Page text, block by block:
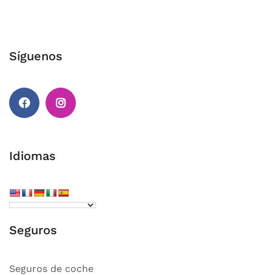
Síguenos
Idiomas
Seguros
Seguros de coche